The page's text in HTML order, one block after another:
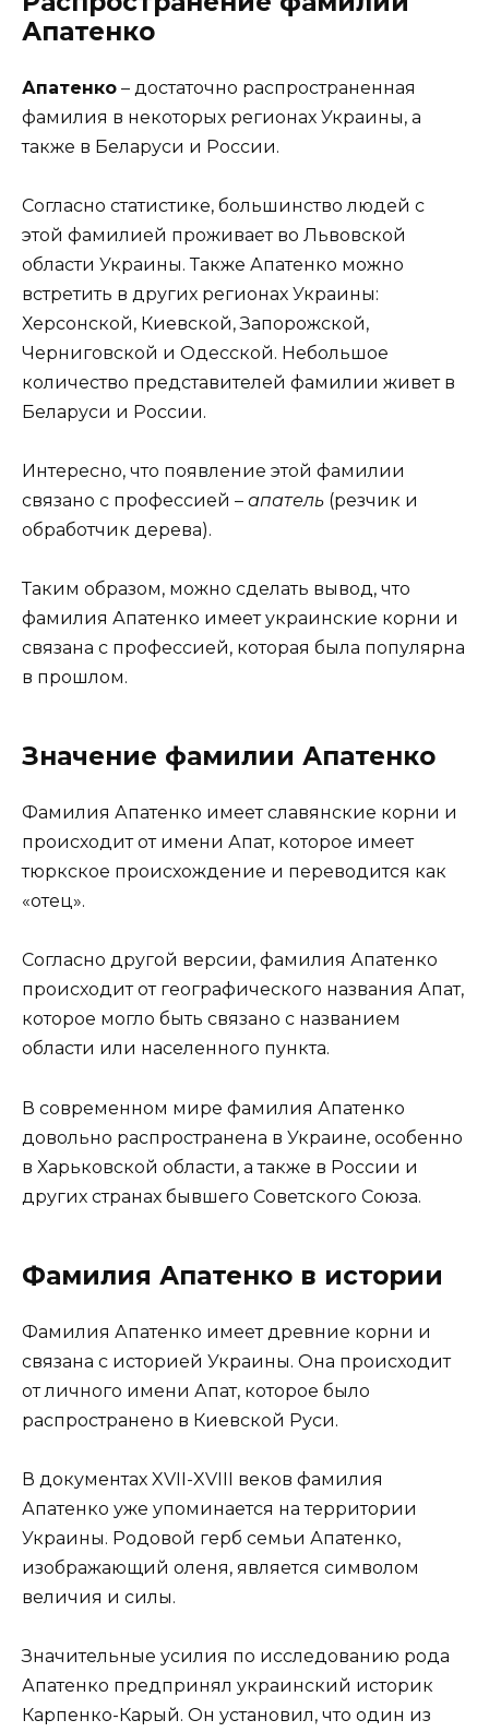
Апатенко
Апатенко – достаточно распространенная
фамилия в некоторых регионах Украины, а
также в Беларуси и России.
Согласно статистике, большинство людей с
этой фамилией проживает во Львовской
области Украины. Также Апатенко можно
встретить в других регионах Украины:
Херсонской, Киевской, Запорожской,
Черниговской и Одесской. Небольшое
количество представителей фамилии живет в
Беларуси и России.
Интересно, что появление этой фамилии
связано с профессией – апатель (резчик и
обработчик дерева).
Таким образом, можно сделать вывод, что
фамилия Апатенко имеет украинские корни и
связана с профессией, которая была популярна
в прошлом.
Значение фамилии Апатенко
Фамилия Апатенко имеет славянские корни и
происходит от имени Апат, которое имеет
тюркское происхождение и переводится как
«отец».
Согласно другой версии, фамилия Апатенко
происходит от географического названия Апат,
которое могло быть связано с названием
области или населенного пункта.
В современном мире фамилия Апатенко
довольно распространена в Украине, особенно
в Харьковской области, а также в России и
других странах бывшего Советского Союза.
Фамилия Апатенко в истории
Фамилия Апатенко имеет древние корни и
связана с историей Украины. Она происходит
от личного имени Апат, которое было
распространено в Киевской Руси.
В документах XVII-XVIII веков фамилия
Апатенко уже упоминается на территории
Украины. Родовой герб семьи Апатенко,
изображающий оленя, является символом
величия и силы.
Значительные усилия по исследованию рода
Апатенко предпринял украинский историк
Карпенко-Карый. Он установил, что один из